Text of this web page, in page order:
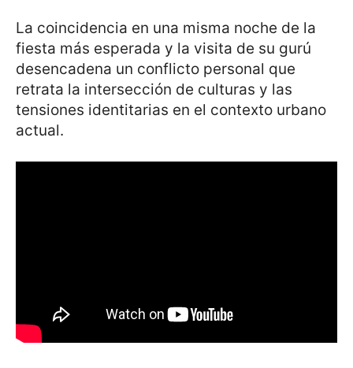
La coincidencia en una misma noche de la
fiesta más esperada y la visita de su gurú
desencadena un conflicto personal que
retrata la intersección de culturas y las
tensiones identitarias en el contexto urbano
actual.